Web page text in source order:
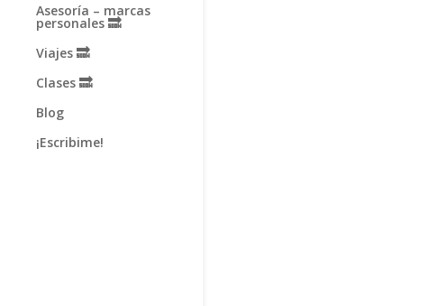
Asesoría – marcas
personales 🔜
Viajes 🔜
Clases 🔜
Blog
¡Escribime!